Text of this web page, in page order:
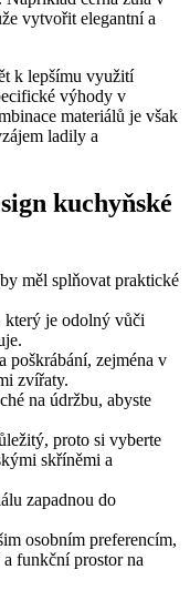
vytvořit elegantní a
k lepšímu využití
výhody v
materiálů je však
ladily a
kuchyňské
měl splňovat praktické
který je odolný vůči
poškrábání, zejména v
zvířaty.
na údržbu, abyste
proto si vyberte
skříněmi a
zapadnou do
osobním preferencím,
funkční prostor na